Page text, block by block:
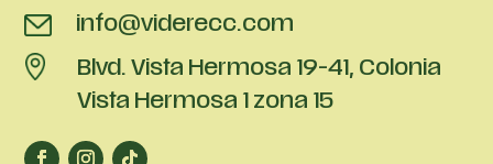
info@viderecc.com
Blvd. Vista Hermosa 19-41, Colonia
Vista Hermosa 1 zona 15